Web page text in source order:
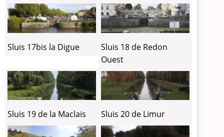
Sluis 17bis la Digue
Sluis 18 de Redon
Ouest
Sluis 19 de la Maclais Sluis 20 de Limur